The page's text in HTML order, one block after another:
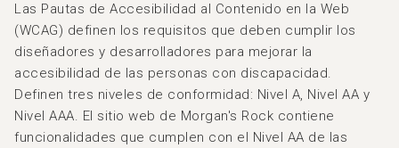
Las Pautas de Accesibilidad al Contenido en la Web
(WCAG) definen los requisitos que deben cumplir los
diseñadores y desarrolladores para mejorar la
accesibilidad de las personas con discapacidad.
Definen tres niveles de conformidad: Nivel A, Nivel AA y
Nivel AAA. El sitio web de Morgan's Rock contiene
funcionalidades que cumplen con el Nivel AA de las